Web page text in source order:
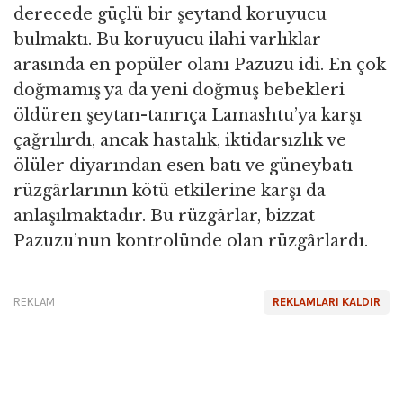
derecede güçlü bir şeytand koruyucu
bulmaktı. Bu koruyucu ilahi varlıklar
arasında en popüler olanı Pazuzu idi. En çok
doğmamış ya da yeni doğmuş bebekleri
öldüren şeytan-tanrıça Lamashtu’ya karşı
çağrılırdı, ancak hastalık, iktidarsızlık ve
ölüler diyarından esen batı ve güneybatı
rüzgârlarının kötü etkilerine karşı da
anlaşılmaktadır. Bu rüzgârlar, bizzat
Pazuzu’nun kontrolünde olan rüzgârlardı.
REKLAMLARI KALDIR
REKLAM